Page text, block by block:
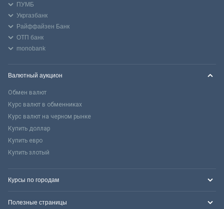
ПУМБ
Укргазбанк
Райффайзен Банк
ОТП банк
monobank
Валютный аукцион
Обмен валют
Курс валют в обменниках
Курс валют на черном рынке
Купить доллар
Купить евро
Купить злотый
Курсы по городам
Полезные страницы